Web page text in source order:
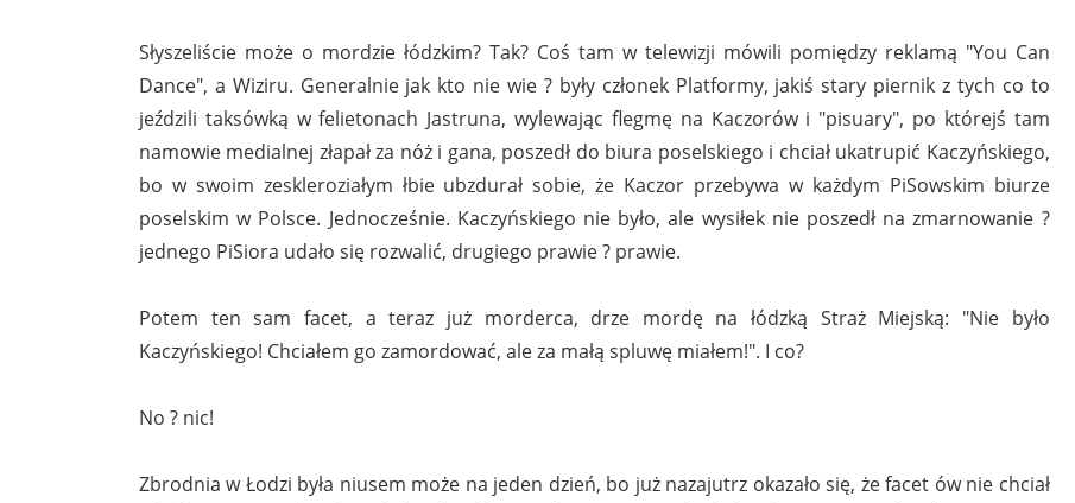
Słyszeliście może o mordzie łódzkim? Tak? Coś tam w telewizji mówili pomiędzy reklamą "You Can
Dance", a Wiziru. Generalnie jak kto nie wie ? były członek Platformy, jakiś stary piernik z tych co to
jeździli taksówką w felietonach Jastruna, wylewając flegmę na Kaczorów i "pisuary", po którejś tam
namowie medialnej złapał za nóż i gana, poszedł do biura poselskiego i chciał ukatrupić Kaczyńskiego,
bo w swoim zeskleroziałym łbie ubzdurał sobie, że Kaczor przebywa w każdym PiSowskim biurze
poselskim w Polsce. Jednocześnie. Kaczyńskiego nie było, ale wysiłek nie poszedł na zmarnowanie ?
jednego PiSiora udało się rozwalić, drugiego prawie ? prawie.
Potem ten sam facet, a teraz już morderca, drze mordę na łódzką Straż Miejską: "Nie było
Kaczyńskiego! Chciałem go zamordować, ale za małą spluwę miałem!". I co?
No ? nic!
Zbrodnia w Łodzi była niusem może na jeden dzień, bo już nazajutrz okazało się, że facet ów nie chciał